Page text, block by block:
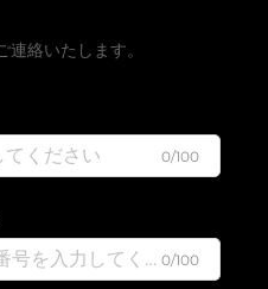
絡いたします。
0/100
0/100